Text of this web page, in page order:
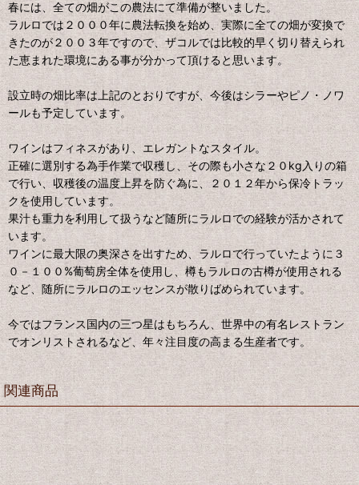
春には、全ての畑がこの農法にて準備が整いました。
ラルロでは２０００年に農法転換を始め、実際に全ての畑が変換で
きたのが２００３年ですので、ザコルでは比較的早く切り替えられ
た恵まれた環境にある事が分かって頂けると思います。
設立時の畑比率は上記のとおりですが、今後はシラーやピノ・ノワ
ールも予定しています。
ワインはフィネスがあり、エレガントなスタイル。
正確に選別する為手作業で収穫し、その際も小さな２０kg入りの箱
で行い、収穫後の温度上昇を防ぐ為に、２０１２年から保冷トラッ
クを使用しています。
果汁も重力を利用して扱うなど随所にラルロでの経験が活かされて
います。
ワインに最大限の奥深さを出すため、ラルロで行っていたように３
０－１００%葡萄房全体を使用し、樽もラルロの古樽が使用される
など、随所にラルロのエッセンスが散りばめられています。
今ではフランス国内の三つ星はもちろん、世界中の有名レストラン
でオンリストされるなど、年々注目度の高まる生産者です。
関連商品